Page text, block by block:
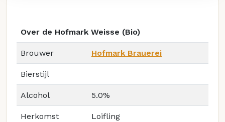
Over de Hofmark Weisse (Bio)
Brouwer Hofmark Brauerei
Bierstijl
Alcohol 5.0%
Herkomst Loifling